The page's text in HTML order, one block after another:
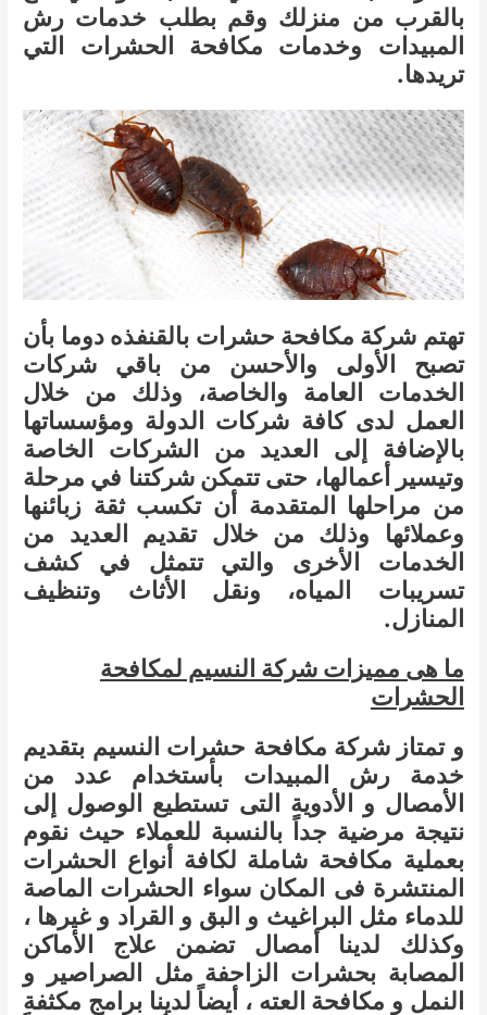
بالقرب من منزلك وقم بطلب خدمات رش
المبيدات وخدمات مكافحة الحشرات التي
تريدها.
تهتم شركة مكافحة حشرات بالقنفذه دوما بأن
تصبح الأولى والأحسن من باقي شركات
الخدمات العامة والخاصة، وذلك من خلال
العمل لدى كافة شركات الدولة ومؤسساتها
بالإضافة إلى العديد من الشركات الخاصة
وتيسير أعمالها، حتى تتمكن شركتنا في مرحلة
من مراحلها المتقدمة أن تكسب ثقة زبائنها
وعملائها وذلك من خلال تقديم العديد من
الخدمات الأخرى والتي تتمثل في كشف
تسريبات المياه، ونقل الأثاث وتنظيف
المنازل.
ما هى مميزات شركة النسيم لمكافحة
الحشرات
و تمتاز شركة مكافحة حشرات النسيم بتقديم
خدمة رش المبيدات بأستخدام عدد من
الأمصال و الأدوية التى تستطيع الوصول إلى
نتيجة مرضية جداً بالنسبة للعملاء حيث نقوم
بعملية مكافحة شاملة لكافة أنواع الحشرات
المنتشرة فى المكان سواء الحشرات الماصة
للدماء مثل البراغيث و البق و القراد و غيرها ،
وكذلك لدينا أمصال تضمن علاج الأماكن
المصابة بحشرات الزاحفة مثل الصراصير و
النمل و مكافحة العته ، أيضاً لدينا برامج مكثفة